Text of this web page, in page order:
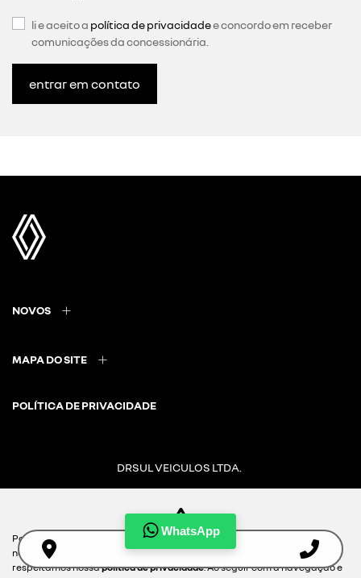
WhatsApp
li e aceito a política de privacidadee concordo em receber
comunicações da concessionária.
entrar em contato
NOVOS
MAPA DO SITE
POLÍTICA DE PRIVACIDADE
DRSUL VEICULOS LTDA.
Desacelere. Seu bem maior é a vida.
Para otimizar sua experiência durante a navegação, fazemos uso de
nossa política de cookies e para proteger seus dados pessoais
respeitamos nossapolítica de privacidade. Ao seguir com a navegação e